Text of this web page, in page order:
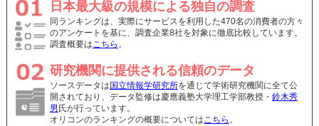
日本最大級の規模による独自の調査
同ランキングは、実際にサービスを利用した470名の消費者の方々
のアンケートを基に、調査企業8社を対象に徹底比較しています。
調査概要はこちら 。
研究機関に提供される信頼のデータ
ソースデータは 国立情報学研究所を通じて学術研究機関に全て公
開されており、データ監修は慶應義塾大学理工学部教授・ 鈴木秀
男 氏が行っています。
オリコンのランキングの概要についてはこちら 。